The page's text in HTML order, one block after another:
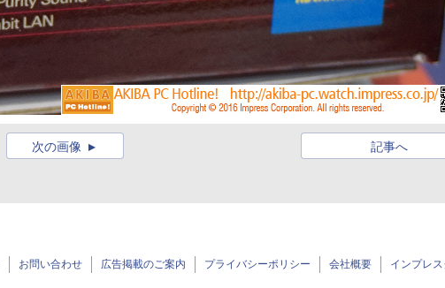
記事へ
次の画像
お問い合わせ 広告掲載のご案内 プライバシーポリシー 会社概要 インプレ